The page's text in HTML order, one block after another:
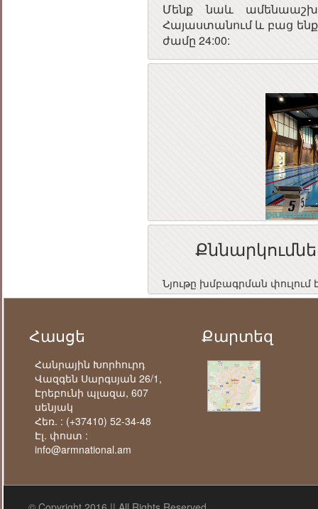
Մենք նաև
Հայաստանում և բաց
ժամը 24:00:
Նյութը խմբագրման փուլում է
Հասցե
Հանրային Խորհուրդ
Վազգեն Սարգսյան 26/1,
Էրեբունի պլազա, 607
սենյակ
Հեռ. : (+37410) 52-34-48
Էլ. փոստ :
info@armnational.am
Քարտեզ